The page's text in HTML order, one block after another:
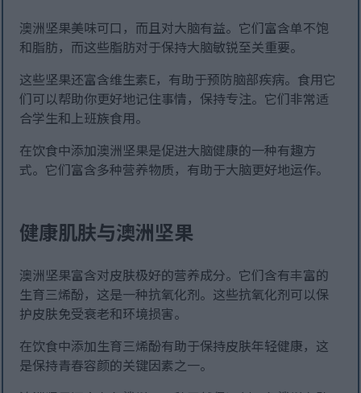
澳洲坚果美味可口，而且对大脑有益。它们富含单不饱
和脂肪，而这些脂肪对于保持大脑敏锐至关重要。
这些坚果还富含维生素E，有助于预防脑部疾病。食用它
们可以帮助你更好地记住事情，保持专注。它们非常适
合学生和上班族食用。
在饮食中添加澳洲坚果是促进大脑健康的一种有趣方
式。它们富含多种营养物质，有助于大脑更好地运作。
健康肌肤与澳洲坚果
澳洲坚果富含对皮肤极好的营养成分。它们含有丰富的
生育三烯酚，这是一种抗氧化剂。这些抗氧化剂可以保
护皮肤免受衰老和环境损害。
在饮食中添加生育三烯酚有助于保持皮肤年轻健康，这
是保持青春容颜的关键因素之一。